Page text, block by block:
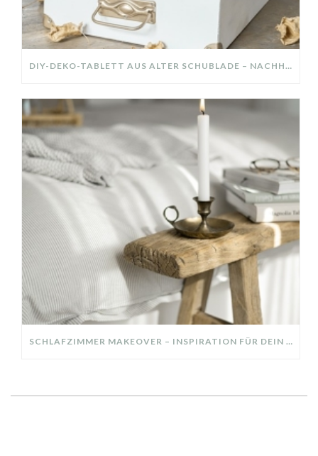
DIY-DEKO-TABLETT AUS ALTER SCHUBLADE – NACHHALTIGE HERBSTDEKO SELBER MACHEN!
SCHLAFZIMMER MAKEOVER – INSPIRATION FÜR DEIN SCHLAFZIMMER: AUS ALT MACH NEU – HELL, GEMÜTLICH UND EINLADEND